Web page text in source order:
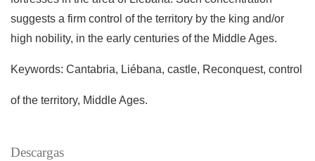
suggests a firm control of the territory by the king and/or
high nobility, in the early centuries of the Middle Ages.
Keywords: Cantabria, Liébana, castle, Reconquest, control
of the territory, Middle Ages.
Descargas